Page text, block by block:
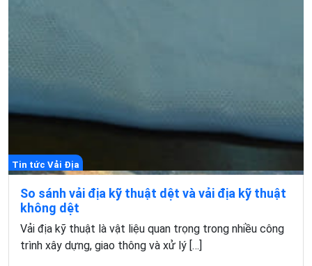
Tin tức Vải Địa
So sánh vải địa kỹ thuật dệt và vải địa kỹ thuật
không dệt
Vải địa kỹ thuật là vật liệu quan trọng trong nhiều công
trình xây dựng, giao thông và xử lý […]